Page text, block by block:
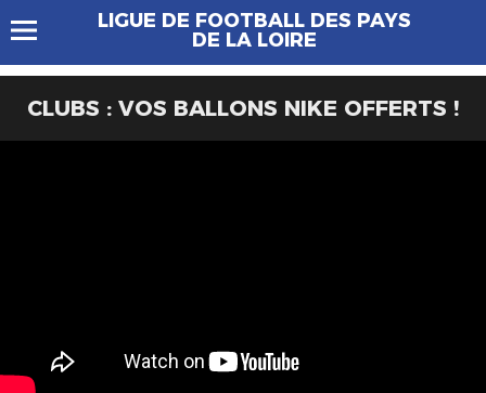
LIGUE DE FOOTBALL DES PAYS
DE LA LOIRE
CLUBS : VOS BALLONS NIKE OFFERTS !